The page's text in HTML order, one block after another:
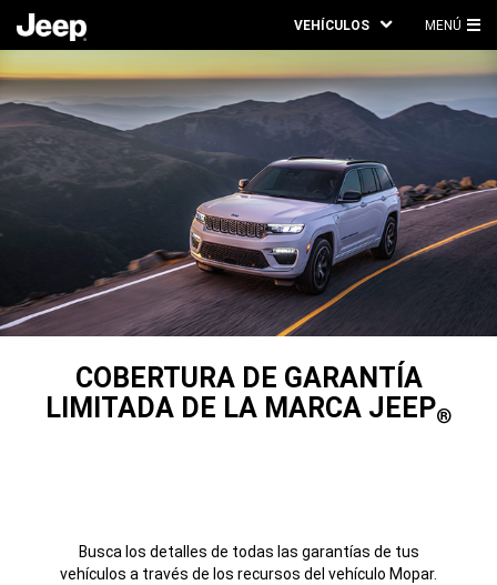
VEHÍCULOS MENÚ
COBERTURA DE GARANTÍA
LIMITADA DE LA MARCA JEEP®
Busca los detalles de todas las garantías de tus
vehículos a través de los recursos del vehículo Mopar.